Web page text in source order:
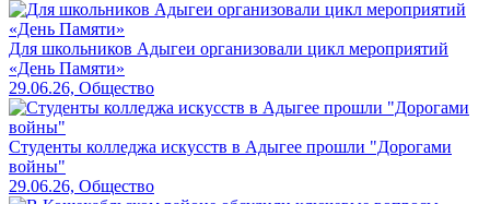
Для школьников Адыгеи организовали цикл мероприятий
«День Памяти»
29.06.26, Общество
Студенты колледжа искусств в Адыгее прошли "Дорогами
войны"
29.06.26, Общество